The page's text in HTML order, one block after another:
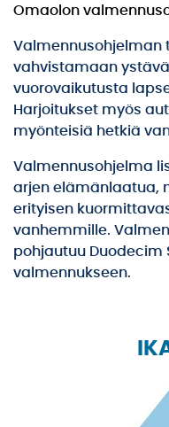
Omaolon
Valmennusohjelman
vahvistamaan
vuorovaikutusta
Harjoitukset myös
myönteisiä hetkiä
Valmennusohjelma
arjen elämänlaatua,
erityisen
vanhemmille.
pohjautuu Duodecim
valmennukseen.